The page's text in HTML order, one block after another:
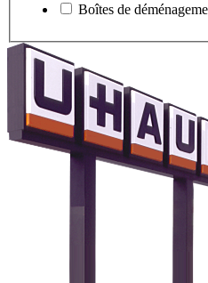
Boîtes de